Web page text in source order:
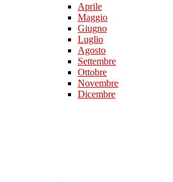
Aprile
Maggio
Giugno
Luglio
Agosto
Settembre
Ottobre
Novembre
Dicembre